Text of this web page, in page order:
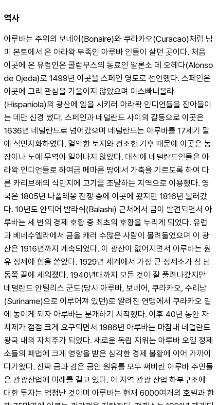
역사
아루바는 주위의 보네어(Bonaire)와 쿠라카오(Curacao)처럼 남
미 본토에서 온 아라왁 부족인 아루바 인들이 살던 곳이다. 처음
이곳에 온 유럽인은 콜럼부스의 동료인 알론소 데 오헤다(Alonso
de Ojeda)로 1499년 이곳을 스페인 영토로 선언했다. 스페인은
이곳에 그리 관심을 기울이지 않았으며 이스빠니올라
(Hispaniola)의 광산에 일을 시키러 아라왁 인디언들을 잡아들이
는 데만 신경 썼다. 스페인과 네덜란드 사이의 갈등으로 이곳은
1636년 네덜란드로 넘어갔으며 네덜란드는 아루바를 17세기 말
에 식민지화하였다. 열악한 토지와 건조한 기후 때문에 이곳은 농
장이나 노예 무역이 일어나지 않았다. 대신에 네덜란드인들은 아
라왁 인디언들로 하여금 메마른 땅에서 가축을 기르도록 하여 다
른 카리브해의 식민지에 고기를 조달하는 지역으로 이용했다. 영
국은 1805년 나폴레옹 전쟁 중에 이곳에 왔지만 1816년 물러갔
다. 10년도 안되어 발라쉬(Balashi) 근처에서 금이 발견되면서 아
루바는 세 번의 경제 호황 중 최초의 호황을 누리게 되었다. 유럽
과 베네수엘라에서 금을 캐러 수많은 사람이 몰려들었으며 이 광
산은 1916년까지 계속되었다. 이 광산이 없어지면서 아루바는 원
유 정제에 힘을 쏟았다. 1929년 세계에서 가장 큰 정제소가 섬 남
동쪽 끝에 세워졌다. 1940년대까지 모든 것이 잘 풀려나갔지만
네덜란드 안틸리스 군도(당시 아루바, 보네어, 쿠라카오, 수리남
(Suriname)으로 이루어져 있던)로 알려진 연맹에서 쿠라카오 밑
에 놓이게 되자 아루바는 분개하기 시작했다. 이후 40년 동안 자
치제가 점점 크게 요구되면서 1986년 아루바는 마침내 네덜란드
왕국 내의 자치주가 되었다. 새로운 독립 지위는 아루바 오일 정제
소들의 폐업에 크게 영향을 받은 심각한 경제 불황에 이어 가까이
다가왔다. 진짜 금과 검은 금인 원유를 모두 써버린 아루바 주민들
은 관광산업에 미래를 걸고 있다. 이 지역 관광 산업 하부구조에
대한 투자는 엄청난 것이며 아루바는 현재 6000여개의 호텔과 한